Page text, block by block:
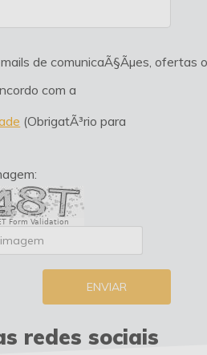
de comunicaÃ§Ãµes, ofertas
com a
(ObrigatÃ³rio para
Form Validation
ENVIAR
redes sociais